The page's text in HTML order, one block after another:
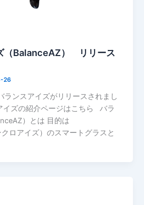
（BalanceAZ） リリース
26
ンスアイズがリリースされまし
イズの紹介ページはこちら バラ
）とは 目的は
ロアイズ）のスマートグラスと